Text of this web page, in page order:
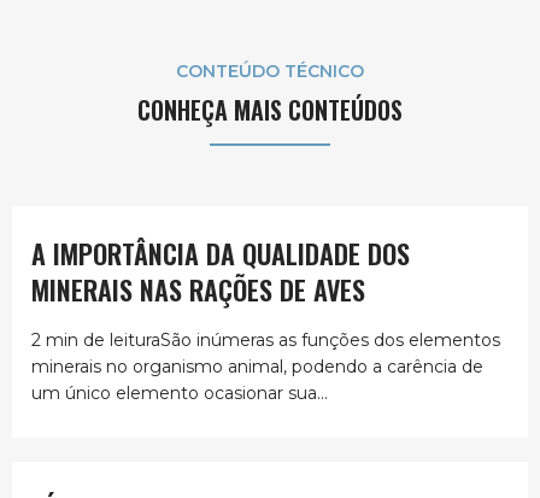
CONTEÚDO TÉCNICO
CONHEÇA MAIS CONTEÚDOS
A IMPORTÂNCIA DA QUALIDADE DOS
MINERAIS NAS RAÇÕES DE AVES
2 min de leituraSão inúmeras as funções dos elementos
minerais no organismo animal, podendo a carência de
um único elemento ocasionar sua...